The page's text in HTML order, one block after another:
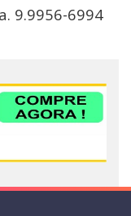
9.9956-6994